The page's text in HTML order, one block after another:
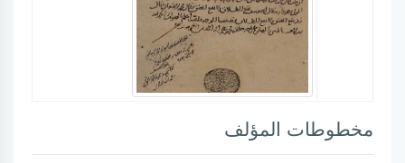
مخطوطات المؤلف